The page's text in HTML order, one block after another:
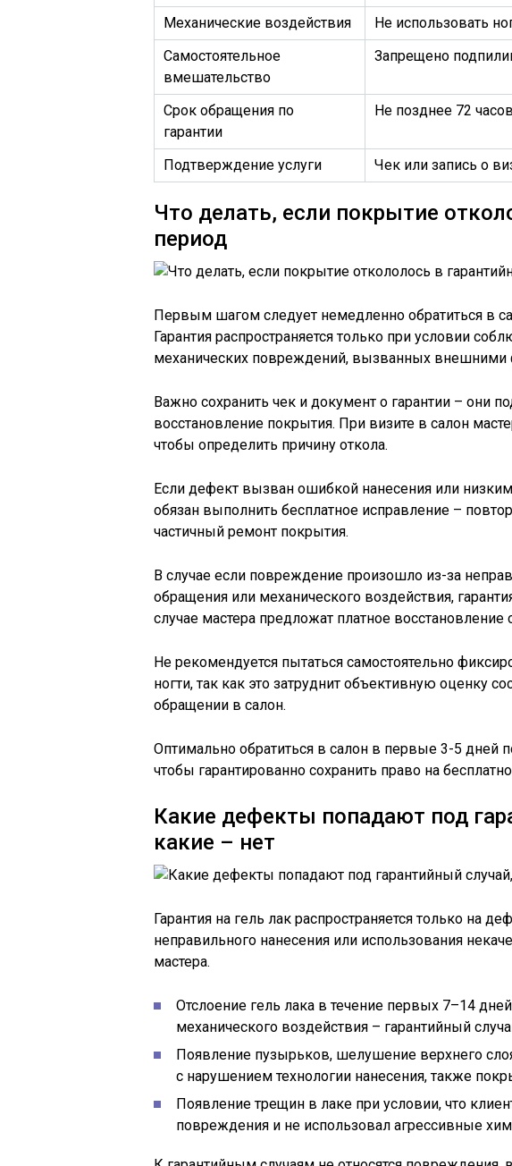
Механические воздействия
Не использовать
Самостоятельное
вмешательство
Запрещено
Срок обращения по
гарантии
Не позднее 72
Подтверждение услуги Чек или запись о
Что делать, если покрытие
период
Первым шагом следует немедленно обратиться в
Гарантия распространяется только при условии
механических повреждений, вызванных внешними
Важно сохранить чек и документ о гарантии – они
восстановление покрытия. При визите в салон
чтобы определить причину откола.
Если дефект вызван ошибкой нанесения или
обязан выполнить бесплатное исправление –
частичный ремонт покрытия.
В случае если повреждение произошло из-за
обращения или механического воздействия,
случае мастера предложат платное восстановление
Не рекомендуется пытаться самостоятельно
ногти, так как это затруднит объективную оценку
обращении в салон.
Оптимально обратиться в салон в первые 3-5 дней
чтобы гарантированно сохранить право на
Какие дефекты попадают под
какие – нет
Гарантия на гель лак распространяется только на
неправильного нанесения или использования
мастера.
Отслоение гель лака в течение первых 7–14
механического воздействия – гарантийный
Появление пузырьков, шелушение верхнего
с нарушением технологии нанесения, также
Появление трещин в лаке при условии, что
повреждения и не использовал агрессивные